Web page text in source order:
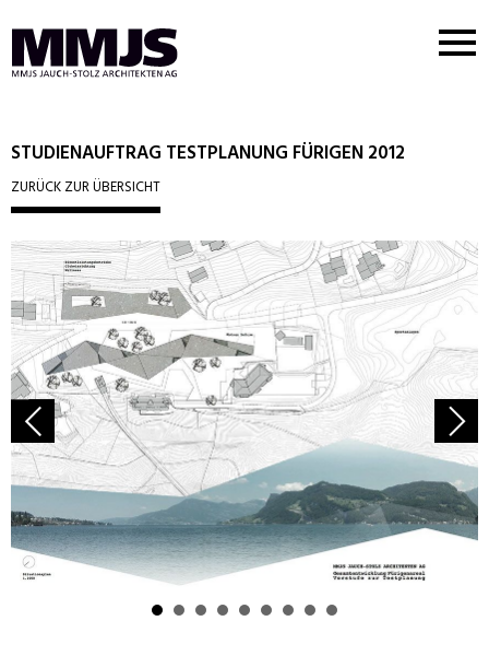
STUDIENAUFTRAG TESTPLANUNG FÜRIGEN 2012
ZURÜCK ZUR ÜBERSICHT